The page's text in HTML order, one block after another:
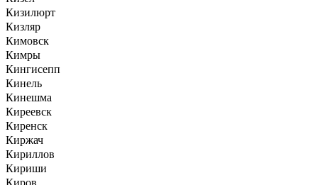
Кизилюрт
Кизляр
Кимовск
Кимры
Кингисепп
Кинель
Кинешма
Киреевск
Киренск
Киржач
Кириллов
Кириши